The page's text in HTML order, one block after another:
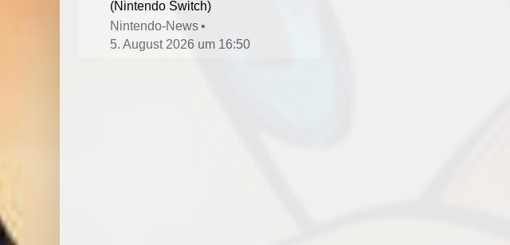
(Nintendo Switch)
Nintendo-News
5. August 2026 um 16:50